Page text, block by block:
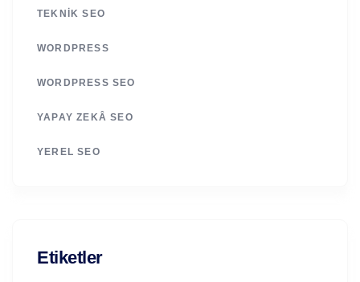
TEKNIK SEO
WORDPRESS
WORDPRESS SEO
YAPAY ZEKÂ SEO
YEREL SEO
Etiketler